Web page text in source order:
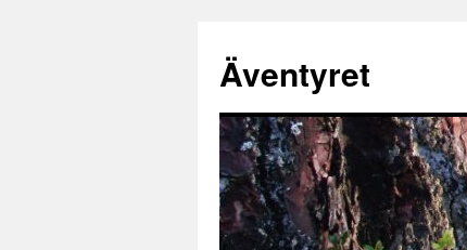
Äventyret